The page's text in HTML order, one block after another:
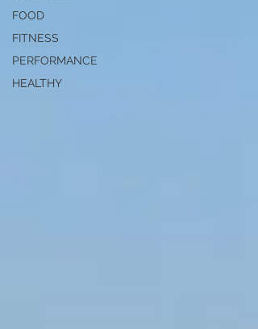
FOOD
FITNESS
PERFORMANCE
HEALTHY